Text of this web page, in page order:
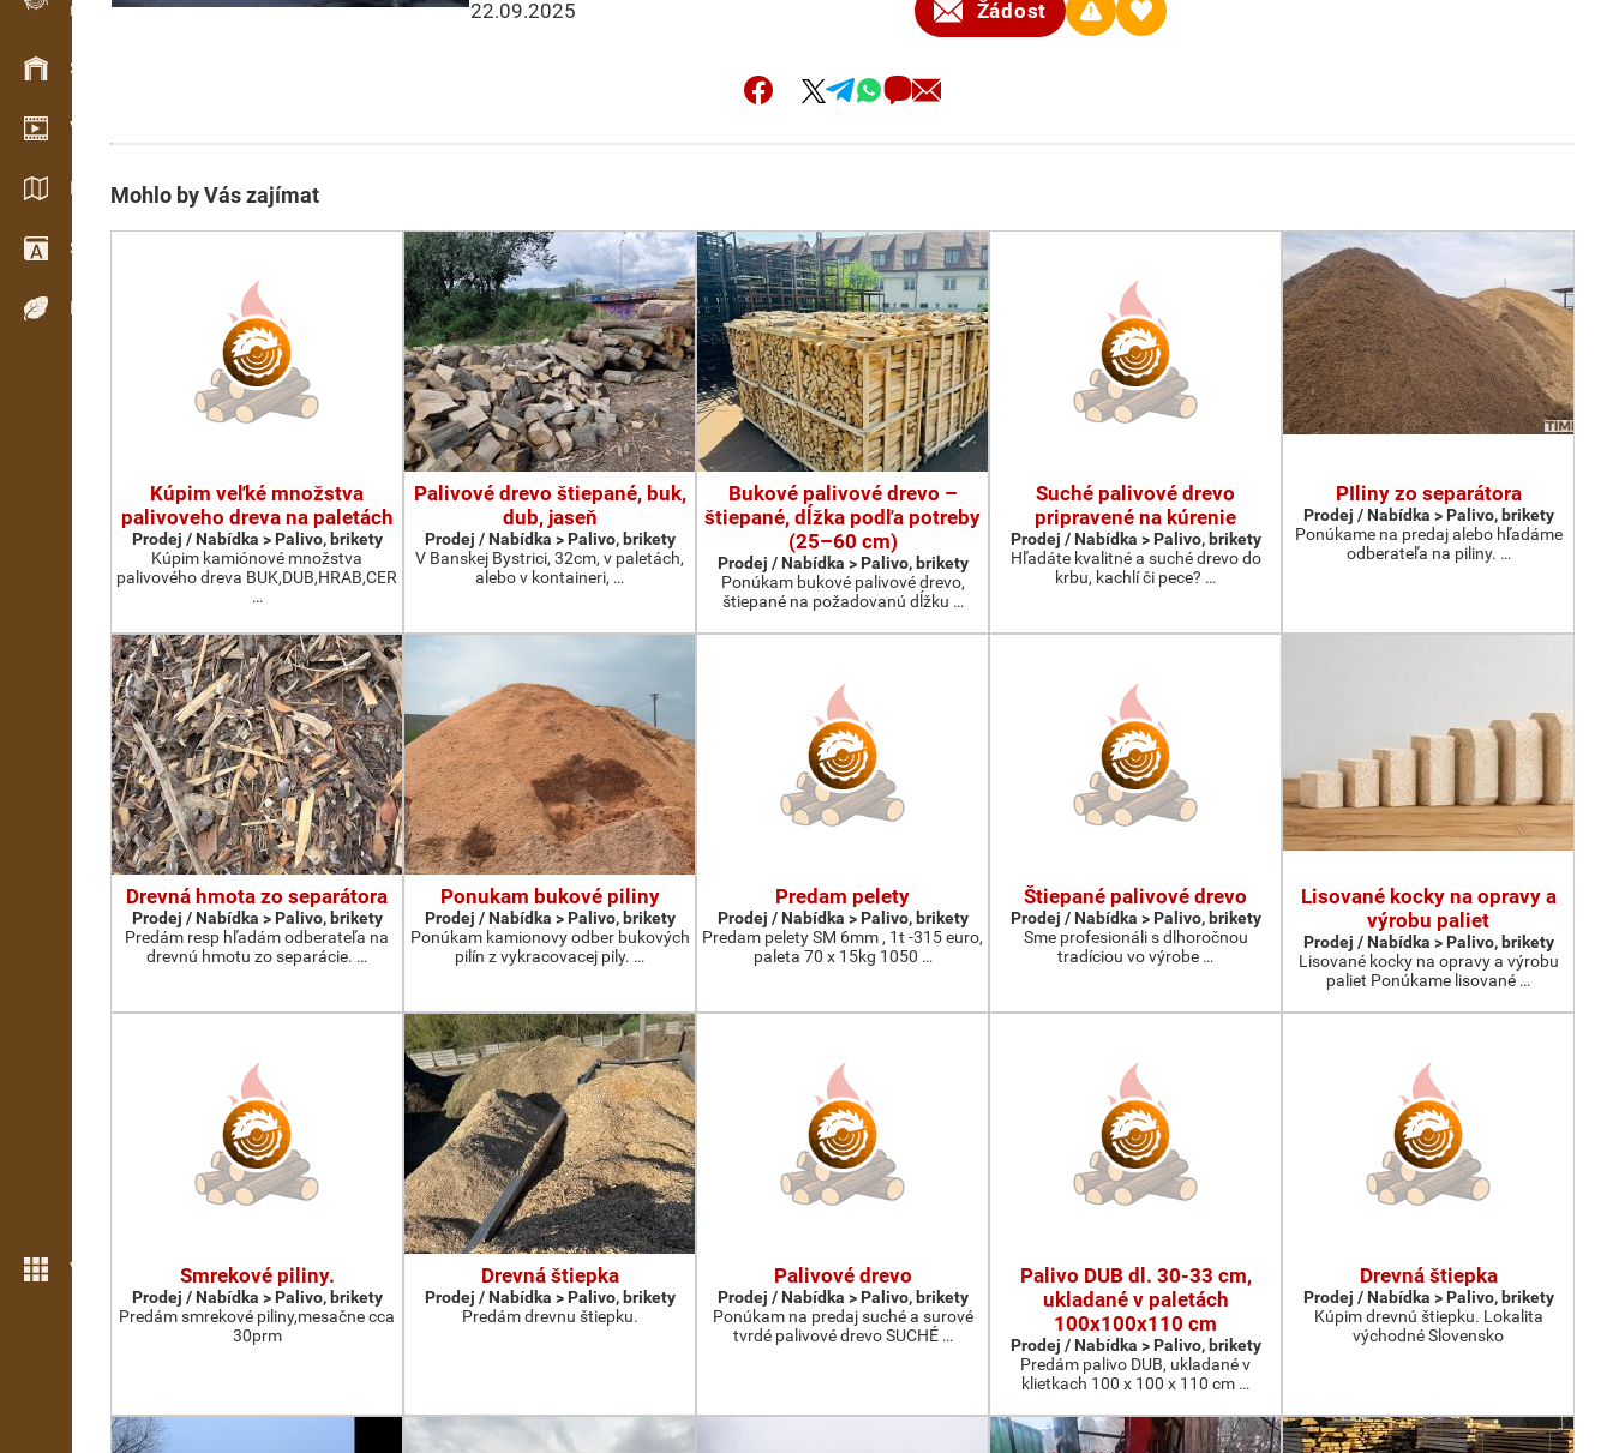
Evidence dřeva v terénu
Skladové hospodářství
Video showroom
Katalogy / Brožury
Slovník
Dřeviny
Více možností
22.09.2025 Žádost
Mohlo by Vás zajímat
Kúpim veľké množstva
palivoveho dreva na paletách
Prodej / Nabídka > Palivo, brikety
Kúpim kamiónové množstva
palivového dreva BUK,DUB,HRAB,CER
…
Palivové drevo štiepané, buk,
dub, jaseň
Prodej / Nabídka > Palivo, brikety
V Banskej Bystrici, 32cm, v paletách,
alebo v kontaineri, …
Bukové palivové drevo –
štiepané, dĺžka podľa potreby
(25–60 cm)
Prodej / Nabídka > Palivo, brikety
Ponúkam bukové palivové drevo,
štiepané na požadovanú dĺžku …
Suché palivové drevo
pripravené na kúrenie
Prodej / Nabídka > Palivo, brikety
Hľadáte kvalitné a suché drevo do
krbu, kachlí či pece? …
PIliny zo separátora
Prodej / Nabídka > Palivo, brikety
Ponúkame na predaj alebo hľadáme
odberateľa na piliny. …
Drevná hmota zo separátora
Prodej / Nabídka > Palivo, brikety
Predám resp hľadám odberateľa na
drevnú hmotu zo separácie. …
Ponukam bukové piliny
Prodej / Nabídka > Palivo, brikety
Ponúkam kamionovy odber bukových
pilín z vykracovacej pily. …
Predam pelety
Prodej / Nabídka > Palivo, brikety
Predam pelety SM 6mm , 1t -315 euro,
paleta 70 x 15kg 1050 …
Štiepané palivové drevo
Prodej / Nabídka > Palivo, brikety
Sme profesionáli s dlhoročnou
tradíciou vo výrobe …
Lisované kocky na opravy a
výrobu paliet
Prodej / Nabídka > Palivo, brikety
Lisované kocky na opravy a výrobu
paliet Ponúkame lisované …
Smrekové piliny.
Prodej / Nabídka > Palivo, brikety
Predám smrekové piliny,mesačne cca
30prm
Drevná štiepka
Prodej / Nabídka > Palivo, brikety
Predám drevnu štiepku.
Palivové drevo
Prodej / Nabídka > Palivo, brikety
Ponúkam na predaj suché a surové
tvrdé palivové drevo SUCHÉ …
Palivo DUB dl. 30-33 cm,
ukladané v paletách
100x100x110 cm
Prodej / Nabídka > Palivo, brikety
Predám palivo DUB, ukladané v
klietkach 100 x 100 x 110 cm …
Drevná štiepka
Prodej / Nabídka > Palivo, brikety
Kúpim drevnú štiepku. Lokalita
východné Slovensko